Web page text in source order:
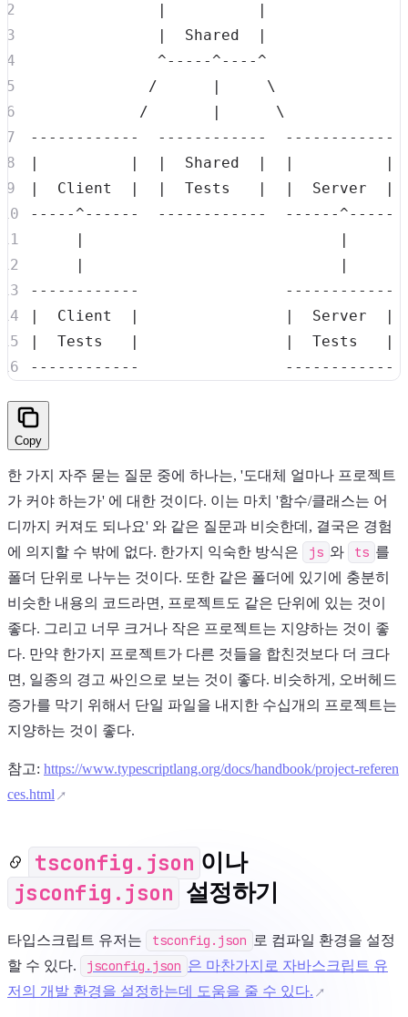
|
|
|
  Shared
|
             /
|
\
            /
|
\
|
| |
  Shared
| |
|
|
  Client
| |
  Tests
| |
  Server
|
|
|
|
|
|
  Client
| |
  Server
|
|
  Tests
| |
  Tests
|
Copy
한 가지 자주 묻는 질문 중에 하나는, '도대체 얼마나 프로젝트
가 커야 하는가' 에 대한 것이다. 이는 마치 '함수/클래스는 어
디까지 커져도 되나요' 와 같은 질문과 비슷한데, 결국은 경험
에 의지할 수 밖에 없다. 한가지 익숙한 방식은
js 와 ts 를
폴더 단위로 나누는 것이다. 또한 같은 폴더에 있기에 충분히
비슷한 내용의 코드라면, 프로젝트도 같은 단위에 있는 것이
좋다. 그리고 너무 크거나 작은 프로젝트는 지양하는 것이 좋
다. 만약 한가지 프로젝트가 다른 것들을 합친것보다 더 크다
면, 일종의 경고 싸인으로 보는 것이 좋다. 비슷하게, 오버헤드
증가를 막기 위해서 단일 파일을 내지한 수십개의 프로젝트는
지양하는 것이 좋다.
참고: https://www.typescriptlang.org/docs/handbook/project-referen
ces.html
tsconfig.json 이나
jsconfig.json 설정하기
타입스크립트 유저는 tsconfig.json
로 컴파일 환경을 설정
할 수 있다.
jsconfig.json 은 마찬가지로 자바스크립트 유
저의 개발 환경을 설정하는데 도움을 줄 수 있다.